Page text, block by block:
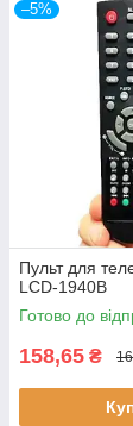
–5%
Пульт для
LCD-1940B
Готово до
158,65 ₴